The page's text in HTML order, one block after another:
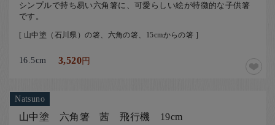
シンプルで持ち易い六角箸に、可愛らしい絵が特徴的な子供箸
です。
[ 山中塗（石川県）の箸、六角の箸、15cmからの箸 ]
16.5cm 3,520円
Natsuno
山中塗 六角箸 茜 飛行機 19cm